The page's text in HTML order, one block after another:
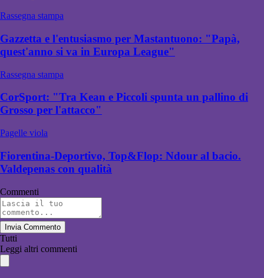
Rassegna stampa
Gazzetta e l'entusiasmo per Mastantuono: "Papà,
quest'anno si va in Europa League"
Rassegna stampa
CorSport: "Tra Kean e Piccoli spunta un pallino di
Grosso per l'attacco"
Pagelle viola
Fiorentina-Deportivo, Top&Flop: Ndour al bacio.
Valdepenas con qualità
Commenti
Invia Commento
Tutti
Leggi altri commenti